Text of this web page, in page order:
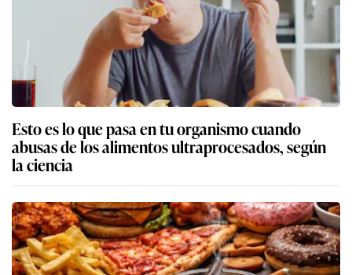
Esto es lo que pasa en tu organismo cuando
abusas de los alimentos ultraprocesados, según
la ciencia